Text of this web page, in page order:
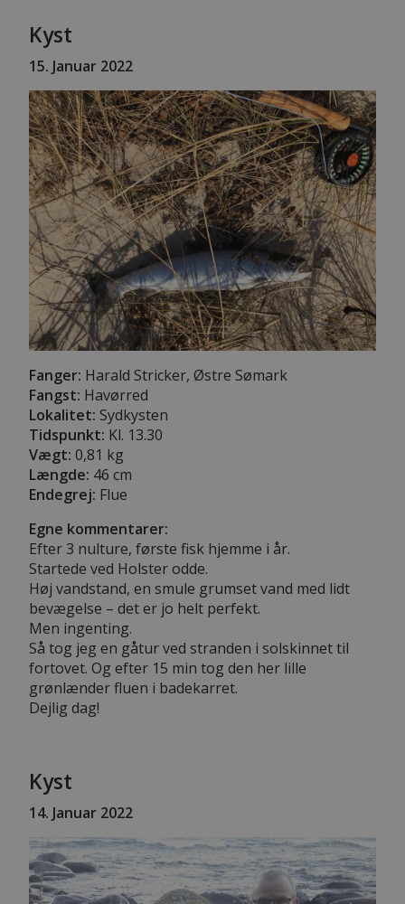
Kyst
15. Januar 2022
Fanger: Harald Stricker, Østre Sømark
Fangst: Havørred
Lokalitet: Sydkysten
Tidspunkt: Kl. 13.30
Vægt: 0,81 kg
Længde: 46 cm
Endegrej: Flue
Egne kommentarer:
Efter 3 nulture, første fisk hjemme i år.
Startede ved Holster odde.
Høj vandstand, en smule grumset vand med lidt
bevægelse – det er jo helt perfekt.
Men ingenting.
Så tog jeg en gåtur ved stranden i solskinnet til
fortovet. Og efter 15 min tog den her lille
grønlænder fluen i badekarret.
Dejlig dag!
Kyst
14. Januar 2022